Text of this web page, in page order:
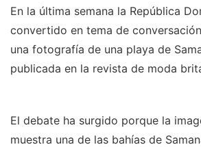
En la última semana la República
convertido en tema de
una fotografía de una playa de
publicada en la revista de moda
El debate ha surgido porque la
muestra una de las bahías de